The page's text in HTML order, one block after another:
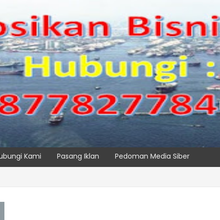
Kami Pasang Iklan Pedoman Media Siber